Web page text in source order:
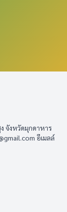
จังหวัดมุกดาหาร
อีเมลล์